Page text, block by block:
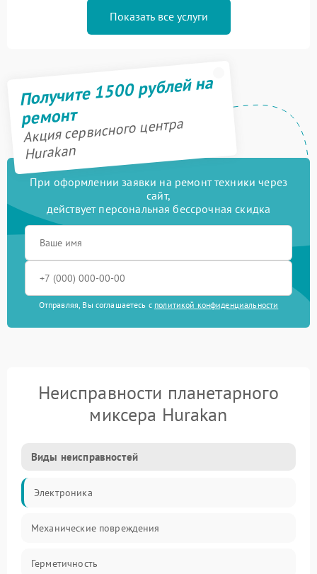
Показать все услуги
Получите 1500 рублей на
ремонт
Акция сервисного центра
Hurakan
При оформлении заявки на ремонт техники через
сайт,
действует персональная бессрочная скидка
Отправляя, Вы соглашаетесь с политикой конфиденциальности
Неисправности планетарного
миксера Hurakan
Виды неисправностей
Электроника
Механические повреждения
Герметичность